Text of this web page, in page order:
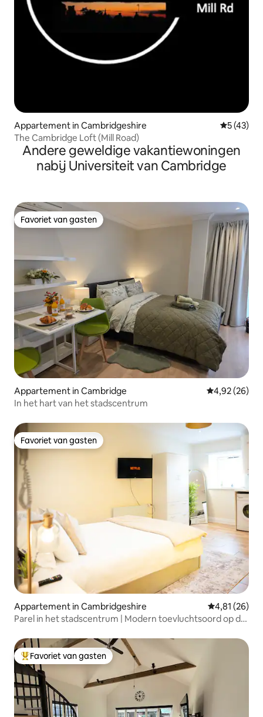
Appartement in Cambridgeshire
5 (43)
The Cambridge Loft (Mill Road)
Andere geweldige vakantiewoningen
nabij Universiteit van Cambridge
Favoriet van gasten
Favoriet van gasten
Appartement in Cambridge Gemiddelde
4,92 (26)
In het hart van het stadscentrum
Favoriet van gasten
Favoriet van gasten
Appartement in Cambridgeshire Gemiddelde
4,81 (26)
Parel in het stadscentrum | Modern toevluchtsoord op de
Topfavoriet van gasten
Favoriet van gasten